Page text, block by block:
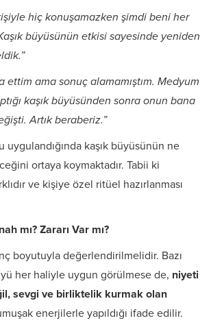
hiç konuşamazken şimdi beni her
büyüsünün etkisi sayesinde yeniden
ettim ama sonuç alamamıştım. Medyum
kaşık büyüsünden sonra onun bana
Artık beraberiz.”
uygulandığında kaşık büyüsünün ne
ortaya koymaktadır. Tabii ki
ve kişiye özel ritüel hazırlanması
mı? Zararı Var mı?
boyutuyla değerlendirilmelidir. Bazı
her haliyle uygun görülmese de, niyeti
sevgi ve birliktelik kurmak olan
enerjilerle yapıldığı ifade edilir.